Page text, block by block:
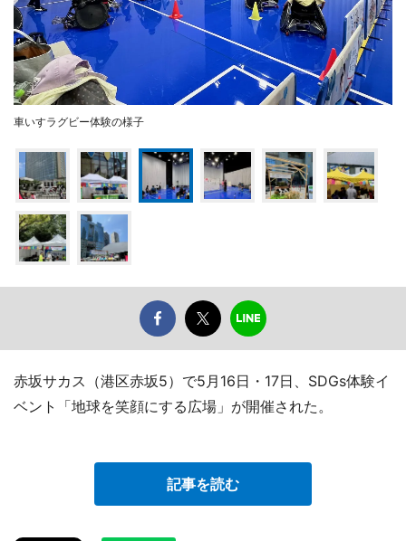
車いすラグビー体験の様子
赤坂サカス（港区赤坂5）で5月16日・17日、SDGs体験イ
ベント「地球を笑顔にする広場」が開催された。
記事を読む